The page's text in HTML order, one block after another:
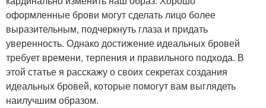
оформленные брови могут сделать лицо более
выразительным, подчеркнуть глаза и придать
уверенность. Однако достижение идеальных бровей
требует времени, терпения и правильного подхода. В
этой статье я расскажу о своих секретах создания
идеальных бровей, которые помогут вам выглядеть
наилучшим образом.